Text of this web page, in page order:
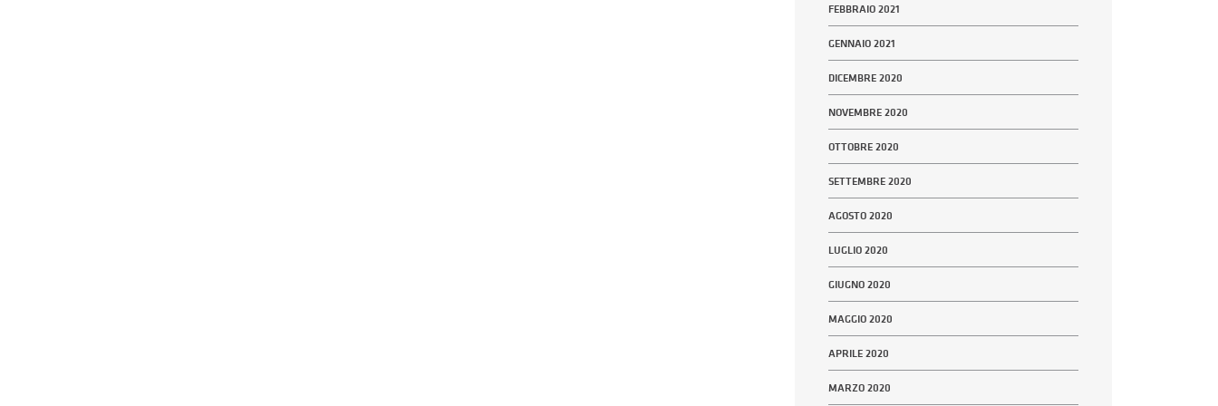
FEBBRAIO 2021
GENNAIO 2021
DICEMBRE 2020
NOVEMBRE 2020
OTTOBRE 2020
SETTEMBRE 2020
AGOSTO 2020
LUGLIO 2020
GIUGNO 2020
MAGGIO 2020
APRILE 2020
MARZO 2020